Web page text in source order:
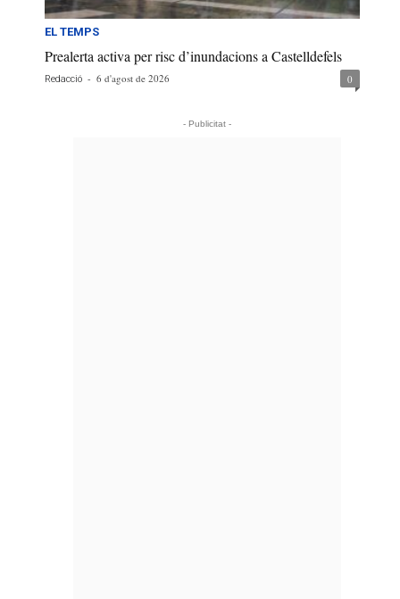
EL TEMPS
Prealerta activa per risc d’inundacions a Castelldefels
Redacció - 6 d'agost de 2026 0
- Publicitat -